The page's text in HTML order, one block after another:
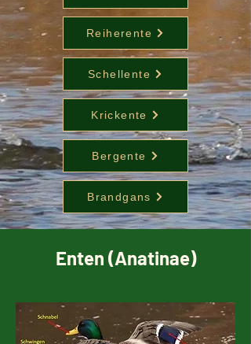
Reiherente
Schellente
Krickente
Bergente
Brandgans
Enten (Anatinae)